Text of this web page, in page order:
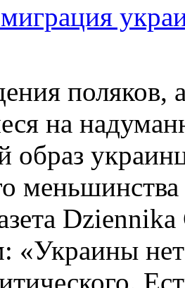
на
образ
«Украины